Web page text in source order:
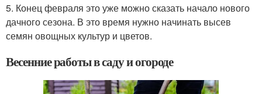
5. Конец февраля это уже можно сказать начало нового
дачного сезона. В это время нужно начинать высев
семян овощных культур и цветов.
Весенние работы в саду и огороде